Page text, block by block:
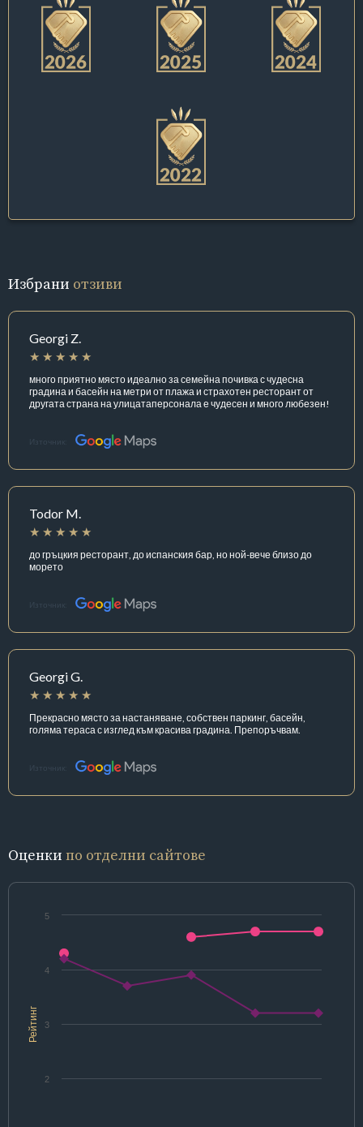
Избрани отзиви
Georgi Z.
много приятно място идеално за семейна почивка с чудесна
градина и басейн на метри от плажа и страхотен ресторант от
другата страна на улицатаперсонала е чудесен и много любезен!
Източник:
Todor M.
до гръцкия ресторант, до испанския бар, но ной-вече близо до
морето
Източник:
Georgi G.
Прекрасно място за настаняване, собствен паркинг, басейн,
голяма тераса с изглед към красива градина. Препоръчвам.
Източник:
Оценки по отделни сайтове
Рейтинг
2
3
4
5